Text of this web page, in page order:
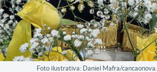
Foto ilustrativa: Daniel Mafra/